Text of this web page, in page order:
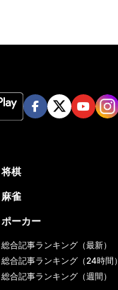
将棋
麻雀
ポーカー
総合記事ランキング（最新）
総合記事ランキング（24時間）
総合記事ランキング（週間）